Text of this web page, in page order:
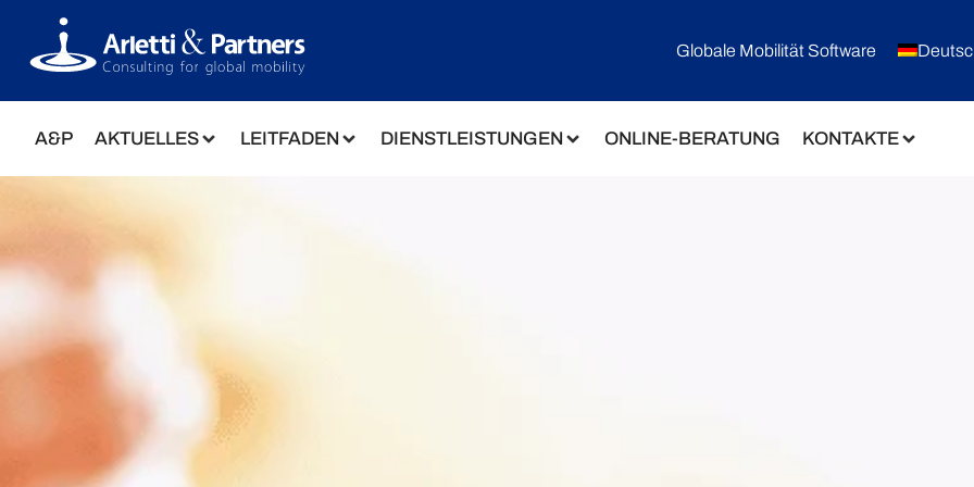
Globale Mobilität Software
A&P AKTUELLES LEITFADEN DIENSTLEISTUNGEN ONLINE-BERATUNG KONTAKTE